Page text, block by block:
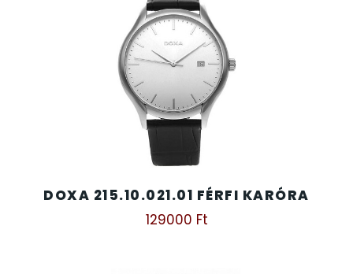
DOXA 215.10.021.01 FÉRFI KARÓRA
129000 Ft